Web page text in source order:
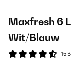
Maxfresh 6
Wit/Blauw
15